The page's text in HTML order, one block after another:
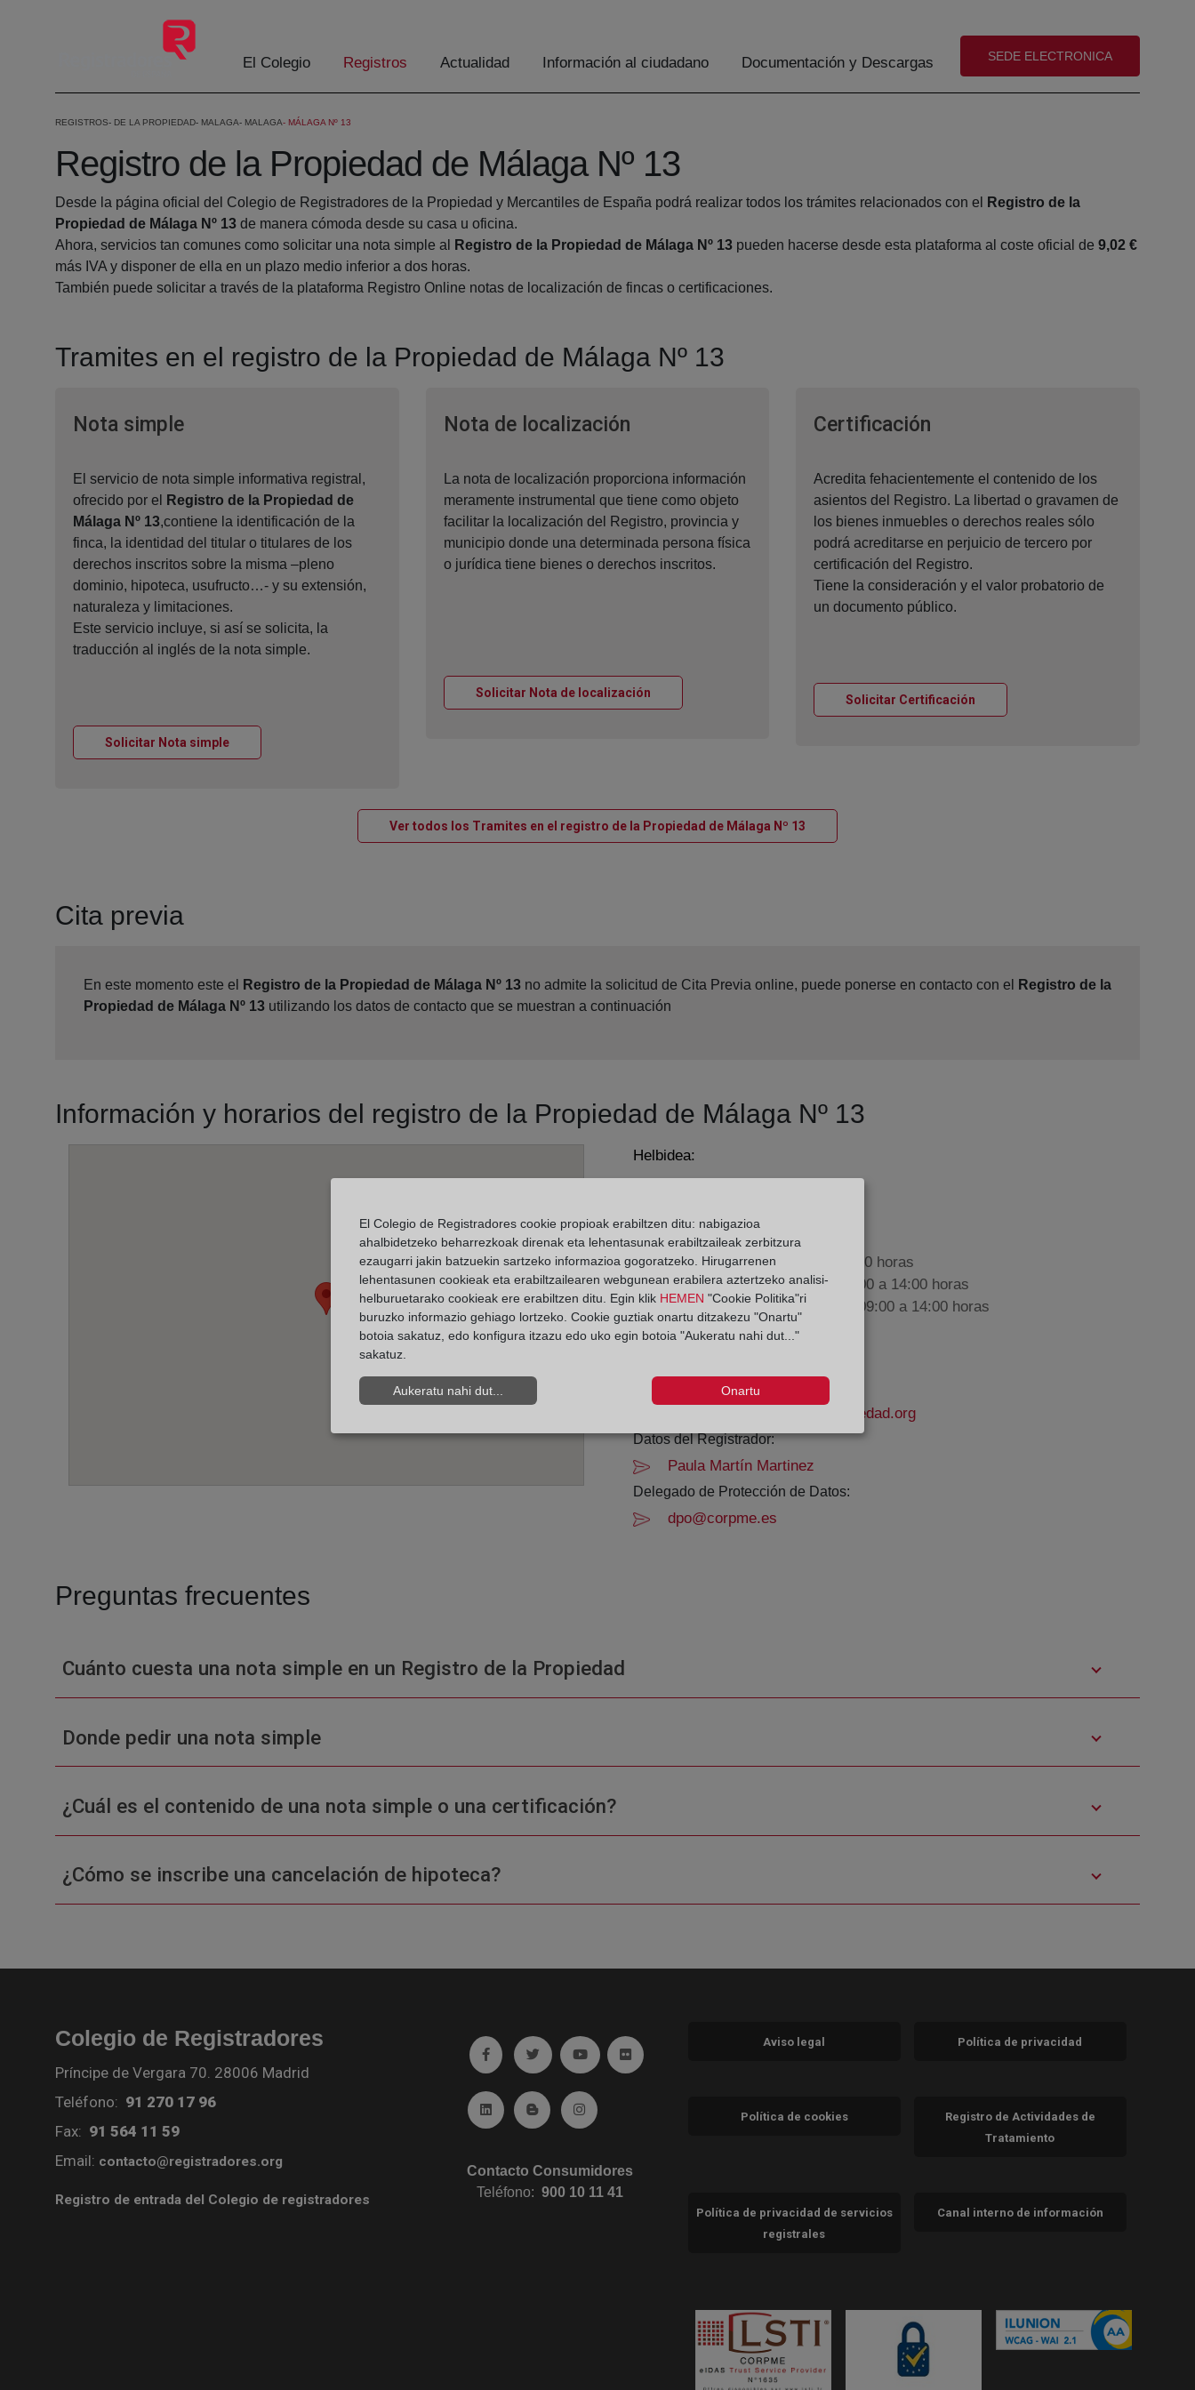
El Colegio Registros Actualidad Información al ciudadano Documentación y Descargas (abre en nueva ventana)
SEDE ELECTRONICA
REGISTROS DE LA PROPIEDAD MALAGA MALAGA MÁLAGA Nº 13
Registro de la Propiedad de Málaga Nº 13
Desde la página oficial del Colegio de Registradores de la Propiedad y Mercantiles de España podrá realizar todos los trámites relacionados con el
Registro de la
Propiedad de Málaga Nº 13 de manera cómoda desde su casa u oficina.
Ahora, servicios tan comunes como solicitar una nota simple al
Registro de la Propiedad de Málaga Nº 13 pueden hacerse desde esta plataforma al coste oficial de 9,02 €
más IVA y disponer de ella en un plazo medio inferior a dos horas.
También puede solicitar a través de la plataforma Registro Online notas de localización de fincas o certificaciones.
Tramites en el registro de la Propiedad de Málaga Nº 13
Nota simpleVentana nueva
El servicio de nota simple informativa registral,
ofrecido por el
Registro de la Propiedad de
Málaga Nº 13,contiene la identificación de la
finca, la identidad del titular o titulares de los
derechos inscritos sobre la misma –pleno
dominio, hipoteca, usufructo…- y su extensión,
naturaleza y limitaciones.
Este servicio incluye, si así se solicita, la
traducción al inglés de la nota simple.
Solicitar Nota simpleVentana nueva
Nota de localizaciónVentana nueva
La nota de localización proporciona información
meramente instrumental que tiene como objeto
facilitar la localización del Registro, provincia y
municipio donde una determinada persona física
o jurídica tiene bienes o derechos inscritos.
Solicitar Nota de localizaciónVentana nueva
Certificación
Acredita fehacientemente el contenido de los
asientos del Registro. La libertad o gravamen de
los bienes inmuebles o derechos reales sólo
podrá acreditarse en perjuicio de tercero por
certificación del Registro.
Tiene la consideración y el valor probatorio de
un documento público.
Solicitar Certificación
Ver todos los Tramites en el registro de la Propiedad de Málaga Nº 13
Cita previa
En este momento este el Registro de la Propiedad de Málaga Nº 13 no admite la solicitud de Cita Previa online, puede ponerse en contacto con el
Registro de la
Propiedad de Málaga Nº 13 utilizando los datos de contacto que se muestran a continuación
Información y horarios del registro de la Propiedad de Málaga Nº 13
Helbidea:
Horario:
De lunes a viernes de 09:00 a 17:00 horas
Agosto: De lunes a viernes de 09:00 a 14:00 horas
Los días 24 y 31 de diciembre de 09:00 a 14:00 horas
952 64 03 07
malaga13@registrodelapropiedad.org
Datos del Registrador:
Paula Martín Martinez
Delegado de Protección de Datos:
dpo@corpme.es
Preguntas frecuentes
Cuánto cuesta una nota simple en un Registro de la Propiedad
Donde pedir una nota simple
¿Cuál es el contenido de una nota simple o una certificación?
¿Cómo se inscribe una cancelación de hipoteca?
Colegio de Registradores
Príncipe de Vergara 70. 28006 Madrid
Teléfono: 91 270 17 96
Fax: 91 564 11 59
Email: contacto@registradores.org
Registro de entrada del Colegio de registradores
Ir a facebook (abre en ventana nueva)
Ir a twitter (abre en ventana nueva)
Ir a YouTube (abre en ventana nueva)
Ir a Flickr (abre en ventana nueva)
Ir a Linkedin (abre en ventana nueva)
Ir al Blog (abre en ventana nueva)
Ir a Instagram (abre en ventana nueva)
Contacto Consumidores
Teléfono:900 10 11 41
Aviso legal Política de privacidad
Política de cookies
Registro de Actividades de
Tratamiento
Política de privacidad de servicios
registrales
Canal interno de información
El Colegio de Registradores cookie propioak erabiltzen ditu: nabigazioa
ahalbidetzeko beharrezkoak direnak eta lehentasunak erabiltzaileak zerbitzura
ezaugarri jakin batzuekin sartzeko informazioa gogoratzeko. Hirugarrenen
lehentasunen cookieak eta erabiltzailearen webgunean erabilera aztertzeko analisi-
helburuetarako cookieak ere erabiltzen ditu. Egin klik HEMEN "Cookie Politika"ri
buruzko informazio gehiago lortzeko. Cookie guztiak onartu ditzakezu "Onartu"
botoia sakatuz, edo konfigura itzazu edo uko egin botoia "Aukeratu nahi dut..."
sakatuz.
Aukeratu nahi dut... Onartu